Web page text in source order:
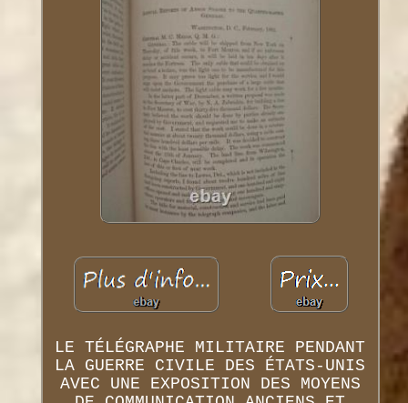
LE TÉLÉGRAPHE MILITAIRE PENDANT
LA GUERRE CIVILE DES ÉTATS-UNIS
AVEC UNE EXPOSITION DES MOYENS